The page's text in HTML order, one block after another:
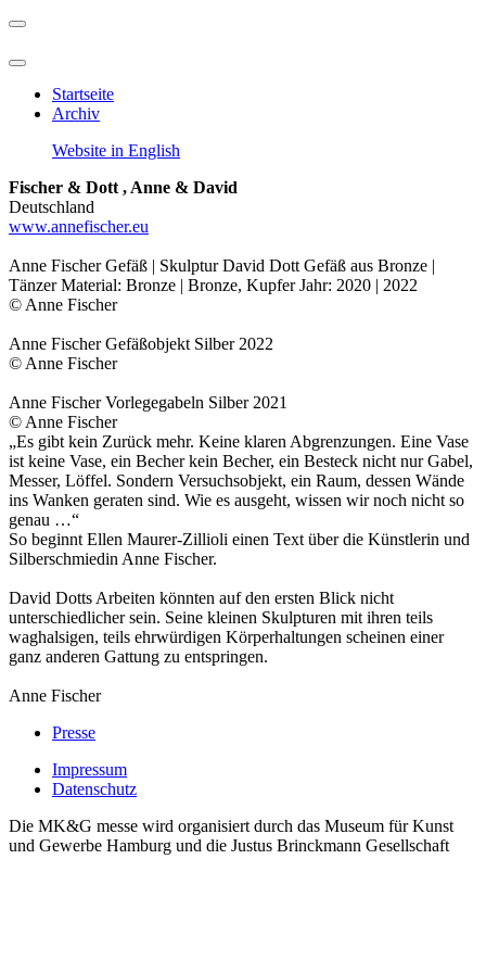
Startseite
Archiv
Website in English
Fischer & Dott , Anne & David
Deutschland
www.annefischer.eu
Anne Fischer Gefäß | Skulptur David Dott Gefäß aus Bronze |
Tänzer Material: Bronze | Bronze, Kupfer Jahr: 2020 | 2022
© Anne Fischer
Anne Fischer Gefäßobjekt Silber 2022
© Anne Fischer
Anne Fischer Vorlegegabeln Silber 2021
© Anne Fischer
„Es gibt kein Zurück mehr. Keine klaren Abgrenzungen. Eine Vase
ist keine Vase, ein Becher kein Becher, ein Besteck nicht nur Gabel,
Messer, Löffel. Sondern Versuchsobjekt, ein Raum, dessen Wände
ins Wanken geraten sind. Wie es ausgeht, wissen wir noch nicht so
genau …“
So beginnt Ellen Maurer-Zillioli einen Text über die Künstlerin und
Silberschmiedin Anne Fischer.
David Dotts Arbeiten könnten auf den ersten Blick nicht
unterschiedlicher sein. Seine kleinen Skulpturen mit ihren teils
waghalsigen, teils ehrwürdigen Körperhaltungen scheinen einer
ganz anderen Gattung zu entspringen.
Anne Fischer
Presse
Impressum
Datenschutz
Die MK&G messe wird organisiert durch das Museum für Kunst
und Gewerbe Hamburg und die Justus Brinckmann Gesellschaft